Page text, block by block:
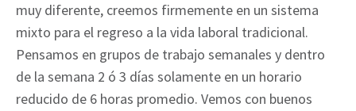
muy diferente, creemos firmemente en un sistema
mixto para el regreso a la vida laboral tradicional.
Pensamos en grupos de trabajo semanales y dentro
de la semana 2 ó 3 días solamente en un horario
reducido de 6 horas promedio. Vemos con buenos